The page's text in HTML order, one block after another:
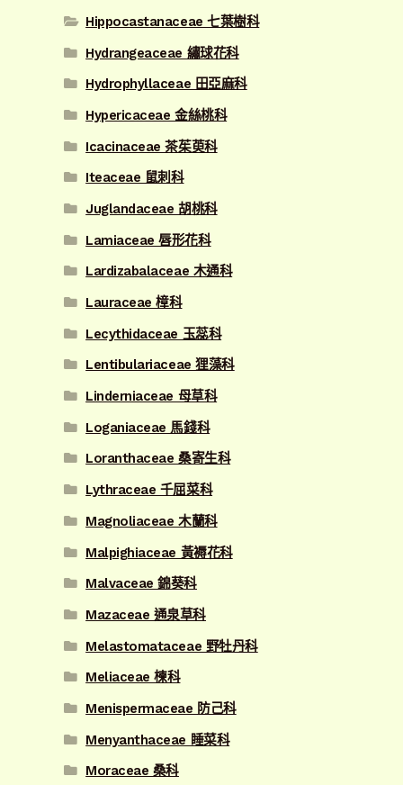
Hippocastanaceae 七葉樹科
Hydrangeaceae 繡球花科
Hydrophyllaceae 田亞麻科
Hypericaceae 金絲桃科
Icacinaceae 茶茱萸科
Iteaceae 鼠刺科
Juglandaceae 胡桃科
Lamiaceae 唇形花科
Lardizabalaceae 木通科
Lauraceae 樟科
Lecythidaceae 玉蕊科
Lentibulariaceae 狸藻科
Linderniaceae 母草科
Loganiaceae 馬錢科
Loranthaceae 桑寄生科
Lythraceae 千屈菜科
Magnoliaceae 木蘭科
Malpighiaceae 黃褥花科
Malvaceae 錦葵科
Mazaceae 通泉草科
Melastomataceae 野牡丹科
Meliaceae 楝科
Menispermaceae 防己科
Menyanthaceae 睡菜科
Moraceae 桑科